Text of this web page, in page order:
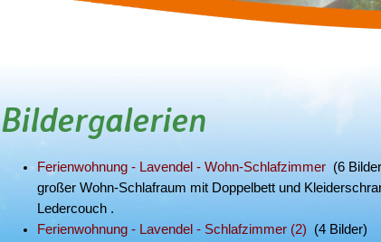
Bildergalerien
Ferienwohnung - Lavendel - Wohn-Schlafzimmer (6
großer Wohn-Schlafraum mit Doppelbett und
Ledercouch .
Ferienwohnung - Lavendel - Schlafzimmer (2) (4 Bilder)